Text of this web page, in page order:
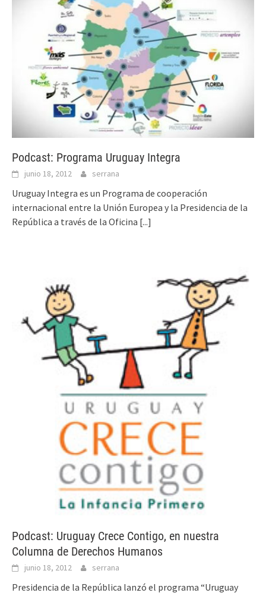
Podcast: Programa Uruguay Integra
junio 18, 2012 serrana
Uruguay Integra es un Programa de cooperación
internacional entre la Unión Europea y la Presidencia de la
República a través de la Oficina [...]
Podcast: Uruguay Crece Contigo, en nuestra
Columna de Derechos Humanos
junio 18, 2012 serrana
Presidencia de la República lanzó el programa “Uruguay